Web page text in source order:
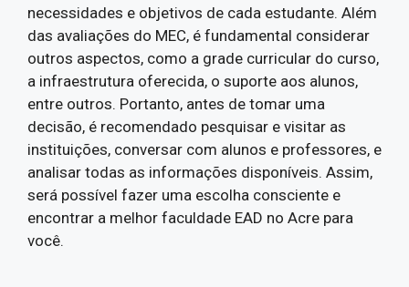
necessidades e objetivos de cada estudante. Além
das avaliações do MEC, é fundamental considerar
outros aspectos, como a grade curricular do curso,
a infraestrutura oferecida, o suporte aos alunos,
entre outros. Portanto, antes de tomar uma
decisão, é recomendado pesquisar e visitar as
instituições, conversar com alunos e professores, e
analisar todas as informações disponíveis. Assim,
será possível fazer uma escolha consciente e
encontrar a melhor faculdade EAD no Acre para
você.